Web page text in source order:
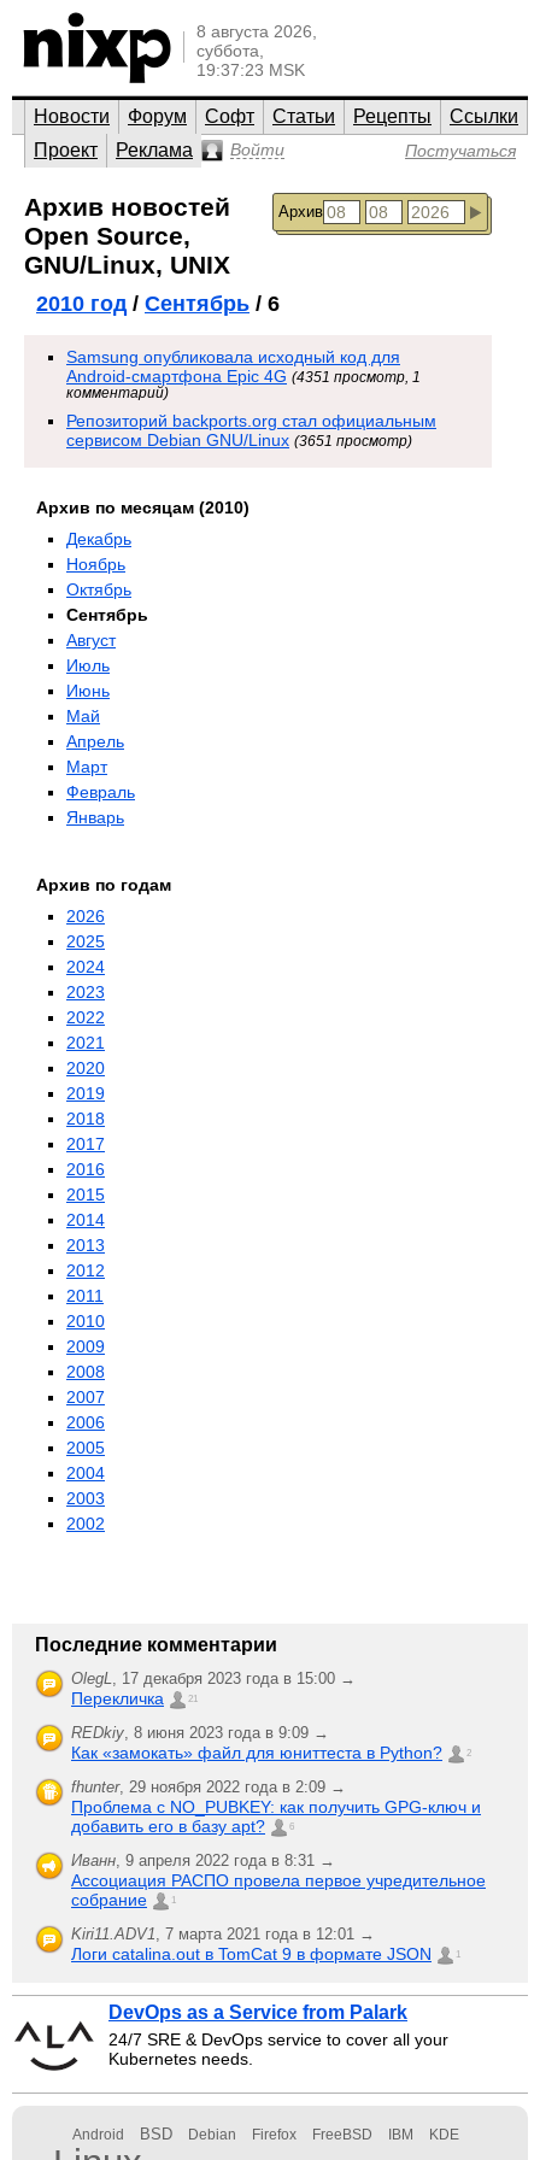
8 августа 2026,
суббота,
19:37:23 MSK
Новости Форум Софт Статьи Рецепты
Ссылки
Проект
Реклама Войти Постучаться
Архив
Архив новостей
Open Source,
GNU/Linux, UNIX
2010 год/ Сентябрь / 6
Samsung опубликовала исходный код для
Android-смартфона Epic 4G (4351 просмотр, 1
комментарий)
Репозиторий backports.org стал официальным
сервисом Debian GNU/Linux (3651 просмотр)
Архив по месяцам (2010)
Декабрь
Ноябрь
Октябрь
Сентябрь
Август
Июль
Июнь
Май
Апрель
Март
Февраль
Январь
Архив по годам
2026
2025
2024
2023
2022
2021
2020
2019
2018
2017
2016
2015
2014
2013
2012
2011
2010
2009
2008
2007
2006
2005
2004
2003
2002
Последние комментарии
OlegL, 17 декабря 2023 года в 15:00 →
Перекличка 21
REDkiy, 8 июня 2023 года в 9:09 →
Как «замокать» файл для юниттеста в Python? 2
fhunter, 29 ноября 2022 года в 2:09 →
Проблема с NO_PUBKEY: как получить GPG-ключ и
добавить его в базу apt?
6
Иванн, 9 апреля 2022 года в 8:31 →
Ассоциация РАСПО провела первое учредительное
собрание
1
Kiri11.ADV1, 7 марта 2021 года в 12:01 →
Логи catalina.out в TomCat 9 в формате JSON 1
DevOps as a Service from Palark
24/7 SRE & DevOps service to cover all your
Kubernetes needs.
Android BSD Debian Firefox FreeBSD IBM KDE